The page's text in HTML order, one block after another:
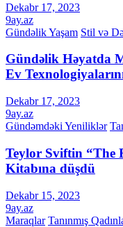
Dekabr 17, 2023
9ay.az
Gündəlik Yaşam Stil və
Gündəlik Həyatda
Ev
Dekabr 17, 2023
9ay.az
Gündəmdəki Yeniliklər
Teylor Sviftin “The
Kitabına düşdü
Dekabr 15, 2023
9ay.az
Maraqlar Tanınmış